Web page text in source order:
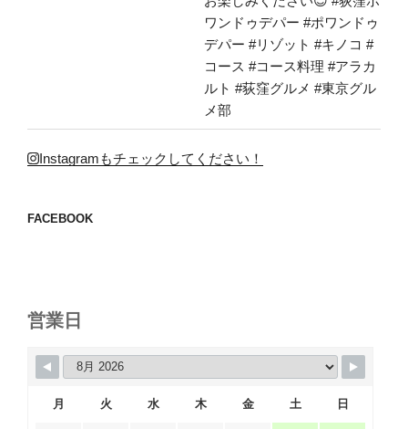
Instagramもチェックしてください！
FACEBOOK
営業日
月 火 水 木 金 土 日